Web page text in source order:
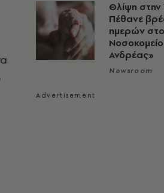
Θλίψη
Πέθανε
ημερών στο
Ανδρέας»
Newsroom